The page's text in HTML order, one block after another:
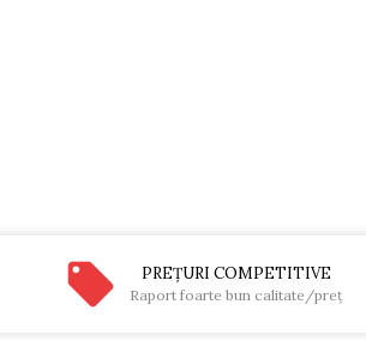
PREŢURI COMPETITIVE
Raport foarte bun calitate/preţ